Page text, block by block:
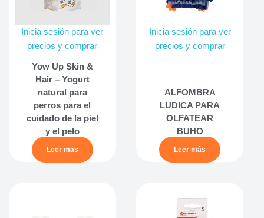
Inicia sesión para ver
precios y comprar
Yow Up Skin &
Hair – Yogurt
natural para
perros para el
cuidado de la piel
y el pelo
Leer más
Inicia sesión para ver
precios y comprar
ALFOMBRA
LUDICA PARA
OLFATEAR
BUHO
Leer más